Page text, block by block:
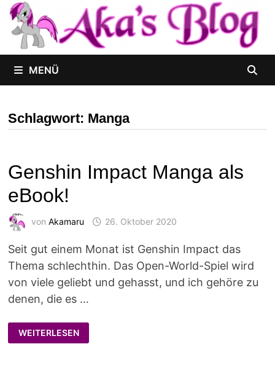
Zum
Inhalt
springen
MENÜ
Schlagwort: Manga
Genshin Impact Manga als
eBook!
von Akamaru 26. Oktober 2020
Seit gut einem Monat ist Genshin Impact das
Thema schlechthin. Das Open-World-Spiel wird
von viele geliebt und gehasst, und ich gehöre zu
denen, die es …
GENSHIN
IMPACT
MANGA
WEITERLESEN